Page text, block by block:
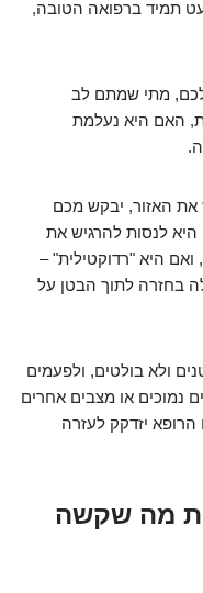
תמיד ברפואה הטובה,
מתי שמתם לב
האם היא נעלמת
את האזור, יבקש מכם
לנסות להרגיש את
היא "רדוקטילית" –
בחזרה לתוך הבטן על
ולא בולטים, ולפעמים
נמוכים או מצבים אחרים
יזדקק לעזרה
מה שקשה